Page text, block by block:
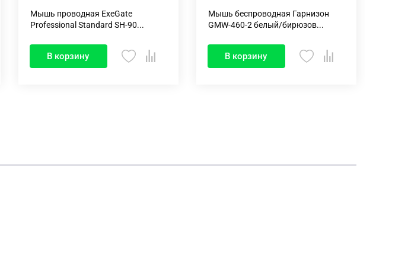
Мышь проводная ExeGate
Professional Standard SH-90...
В корзину
Мышь беспроводная Гарнизон
GMW-460-2 белый/бирюзов...
В корзину